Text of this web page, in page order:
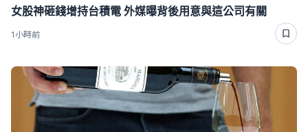
女股神砸錢增持台積電 外媒曝背後用意與這公司有關
1小時前